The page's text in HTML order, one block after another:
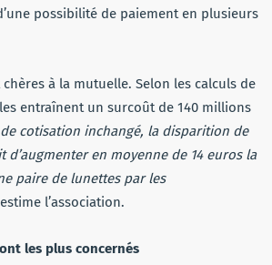
possibilité de paiement en plusieurs
à la mutuelle. Selon les calculs de
entraînent un surcoût de 140 millions
cotisation inchangé, la disparition de
d’augmenter en moyenne de 14 euros la
paire de lunettes par les
estime l’association.
les plus concernés